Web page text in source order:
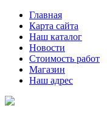
Главная
Карта сайта
Наш каталог
Новости
Стоимость работ
Магазин
Наш адрес